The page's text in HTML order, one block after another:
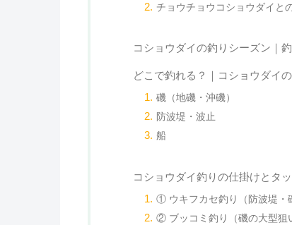
チョウチョウコショウダイと
コショウダイの釣りシーズン｜
どこで釣れる？｜コショウダイ
磯（地磯・沖磯）
防波堤・波止
船
コショウダイ釣りの仕掛けとタ
① ウキフカセ釣り（防波堤・
② ブッコミ釣り（磯の大型狙